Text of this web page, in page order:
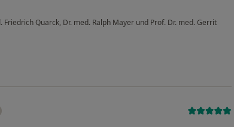
Quarck, Dr. med. Ralph Mayer und Prof. Dr. med. Gerrit